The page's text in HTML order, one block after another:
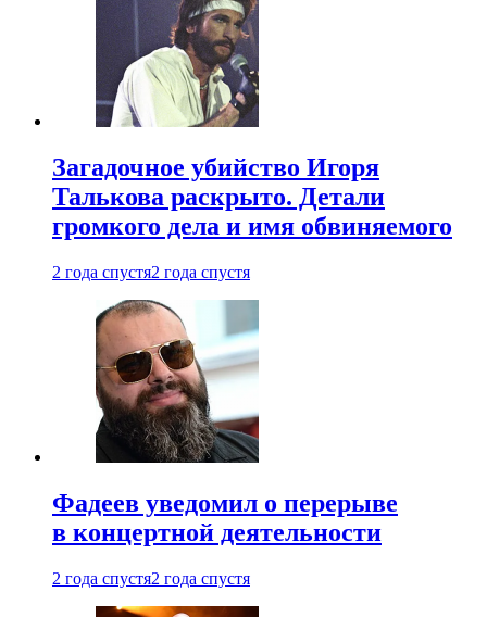
Загадочное убийство Игоря
Талькова раскрыто. Детали
громкого дела и имя обвиняемого
2 года спустя2 года спустя
Фадеев уведомил о перерыве
в концертной деятельности
2 года спустя2 года спустя